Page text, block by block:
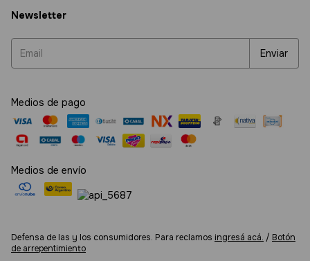
Newsletter
Medios de pago
Medios de envío
Defensa de las y los consumidores. Para reclamos ingresá acá. / Botón
de arrepentimiento